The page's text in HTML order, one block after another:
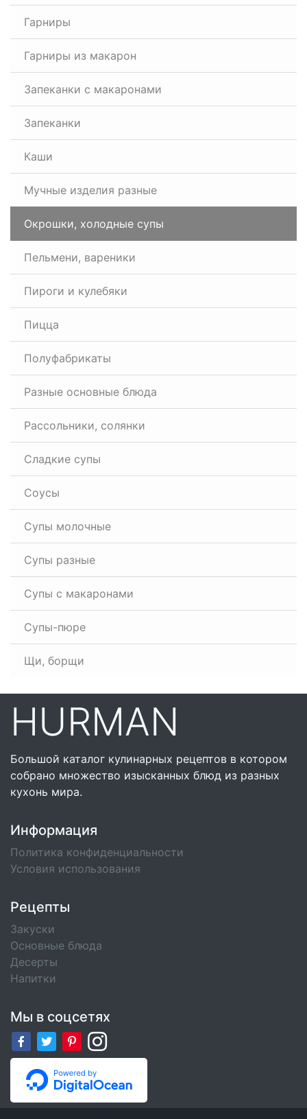
Гарниры
Гарниры из макарон
Запеканки с макаронами
Запеканки
Каши
Мучные изделия разные
Окрошки, холодные супы
Пельмени, вареники
Пироги и кулебяки
Пицца
Полуфабрикаты
Разные основные блюда
Рассольники, солянки
Сладкие супы
Соусы
Супы молочные
Супы разные
Супы с макаронами
Супы-пюре
Щи, борщи
HURMAN
Большой каталог кулинарных рецептов в котором
собрано множество изысканных блюд из разных
кухонь мира.
Информация
Политика конфиденциальности
Условия использования
Рецепты
Закуски
Основные блюда
Десерты
Напитки
Мы в соцсетях